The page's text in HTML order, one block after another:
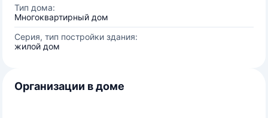
Тип дома:
Многоквартирный дом
Серия, тип постройки здания:
жилой дом
Организации в доме